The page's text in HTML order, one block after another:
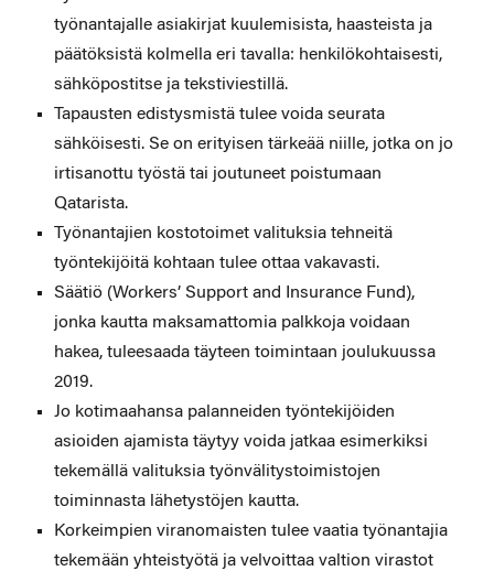
työnantajalle asiakirjat kuulemisista, haasteista ja
päätöksistä kolmella eri tavalla: henkilökohtaisesti,
sähköpostitse ja tekstiviestillä.
Tapausten edistysmistä tulee voida seurata
sähköisesti. Se on erityisen tärkeää niille, jotka on jo
irtisanottu työstä tai joutuneet poistumaan
Qatarista.
Työnantajien kostotoimet valituksia tehneitä
työntekijöitä kohtaan tulee ottaa vakavasti.
Säätiö (Workers’ Support and Insurance Fund),
jonka kautta maksamattomia palkkoja voidaan
hakea, tuleesaada täyteen toimintaan joulukuussa
2019.
Jo kotimaahansa palanneiden työntekijöiden
asioiden ajamista täytyy voida jatkaa esimerkiksi
tekemällä valituksia työnvälitystoimistojen
toiminnasta lähetystöjen kautta.
Korkeimpien viranomaisten tulee vaatia työnantajia
tekemään yhteistyötä ja velvoittaa valtion virastot